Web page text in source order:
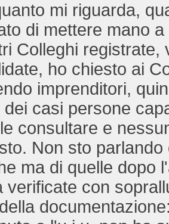
mi riguarda,
di mettere mano
Colleghi registrate,
ho chiesto ai
imprenditori,
dei casi persone
consultare e
Non sto parlando
ma di quelle dopo
verificate con